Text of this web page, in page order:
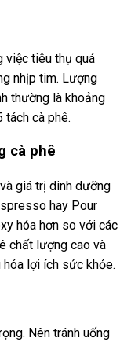
việc tiêu thụ quá
nhịp tim. Lượng
thường là khoảng
cà phê.
cà phê
giá trị dinh dưỡng
hay Pour
hóa hơn so với các
chất lượng cao và
lợi ích sức khỏe.
Nên tránh uống